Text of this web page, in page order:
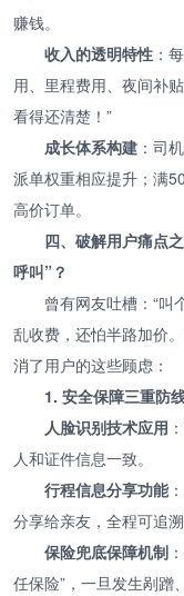
赚钱。
收入的透明特性 ：
用、里程费用、夜间补
看得还清楚！”
成长体系构建 ：司
派单权重相应提升；满
高价订单。
四、破解用户痛点
呼叫”？
曾有网友吐槽：“叫
乱收费，还怕半路加价
消了用户的这些顾虑：
1. 安全保障三重防
人脸识别技术应用
人和证件信息一致。
行程信息分享功能
分享给亲友，全程可追溯
保险兜底保障机制
任保险”，一旦发生剐蹭